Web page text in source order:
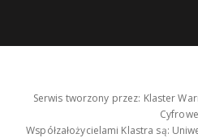
Serwis tworzony przez: Klaster
Współzałożycielami Klastra są: